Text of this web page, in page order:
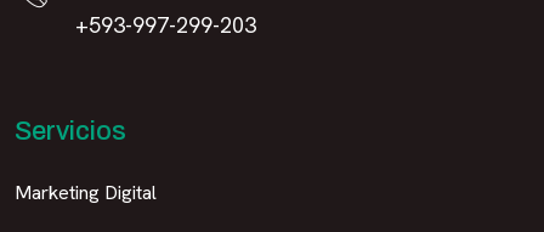
+593-997-299-203
Servicios
Marketing Digital